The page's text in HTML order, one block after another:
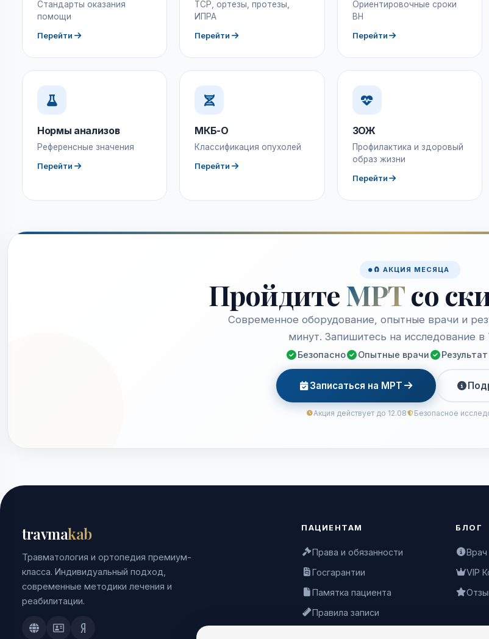
Стандарты оказания
помощи
Перейти
ТСР, ортезы, протезы,
ИПРА
Перейти
Ориентировочные сроки
ВН
Перейти
Нормы анализов
Референсные значения
Перейти
МКБ-О
Классификация опухолей
Перейти
ЗОЖ
Профилактика и здоровый
образ жизни
Перейти
🧲 АКЦИЯ МЕСЯЦА
Пройдите МРТсо
Современное оборудование, опытные врачи и
минут. Запишитесь на исследование
Безопасно Опытные врачи
Записаться на МРТ
Акция действует до 12.08 Безопасное
travmakab
Травматология и ортопедия премиум-
класса. Индивидуальный подход,
современные методики лечения и
реабилитации.
Doctu.ruПроДокторов
Яндекс.Здоровье
ПАЦИЕНТАМ
Права и обязанности
Госгарантии
Памятка пациента
Правила записи
БЛОГ
Врач
VIP